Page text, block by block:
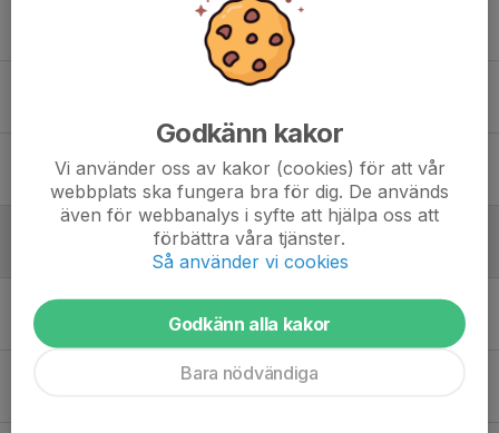
Dackadagen 30/5
0
Lagfotografering 11/5
Kickoff utomhus 21/4
19 apr, 11:54
Vårfixardag 25/4
29 mar, 12:49 0
Sammandrag söndag 22/3
19 mar, 20:53 0
Föräldramöte 17/3
Godkänn kakor
Vi använder oss av kakor (cookies) för att vår
webbplats ska fungera bra för dig. De används
även för webbanalys i syfte att hjälpa oss att
förbättra våra tjänster.
Så använder vi cookies
Godkänn alla kakor
Bara nödvändiga